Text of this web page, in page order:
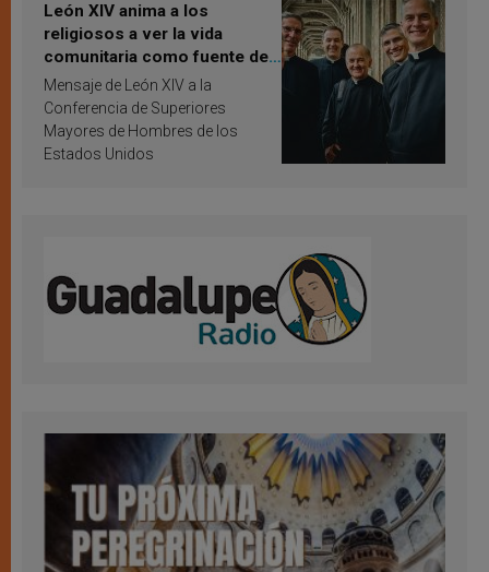
León XIV anima a los
religiosos a ver la vida
comunitaria como fuente de
inspiración y santificación
Mensaje de León XIV a la
Conferencia de Superiores
Mayores de Hombres de los
Estados Unidos